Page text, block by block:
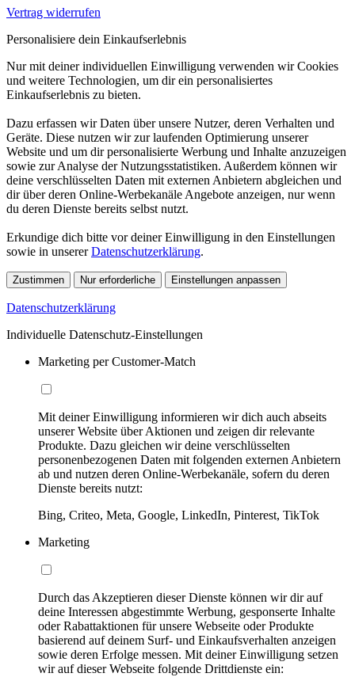
Vertrag widerrufen
Personalisiere dein Einkaufserlebnis
Nur mit deiner individuellen Einwilligung verwenden wir Cookies
und weitere Technologien, um dir ein personalisiertes
Einkaufserlebnis zu bieten.
Dazu erfassen wir Daten über unsere Nutzer, deren Verhalten und
Geräte. Diese nutzen wir zur laufenden Optimierung unserer
Website und um dir personalisierte Werbung und Inhalte anzuzeigen
sowie zur Analyse der Nutzungsstatistiken. Außerdem können wir
deine verschlüsselten Daten mit externen Anbietern abgleichen und
dir über deren Online-Werbekanäle Angebote anzeigen, nur wenn
du deren Dienste bereits selbst nutzt.
Erkundige dich bitte vor deiner Einwilligung in den Einstellungen
sowie in unsererDatenschutzerklärung.
Zustimmen Nur erforderliche Einstellungen anpassen
Datenschutzerklärung
Individuelle Datenschutz-Einstellungen
Marketing per Customer-Match
Mit deiner Einwilligung informieren wir dich auch abseits
unserer Website über Aktionen und zeigen dir relevante
Produkte. Dazu gleichen wir deine verschlüsselten
personenbezogenen Daten mit folgenden externen Anbietern
ab und nutzen deren Online-Werbekanäle, sofern du deren
Dienste bereits nutzt:
Bing, Criteo, Meta, Google, LinkedIn, Pinterest, TikTok
Marketing
Durch das Akzeptieren dieser Dienste können wir dir auf
deine Interessen abgestimmte Werbung, gesponserte Inhalte
oder Rabattaktionen für unsere Webseite oder Produkte
basierend auf deinem Surf- und Einkaufsverhalten anzeigen
sowie deren Erfolge messen. Mit deiner Einwilligung setzen
wir auf dieser Webseite folgende Drittdienste ein: